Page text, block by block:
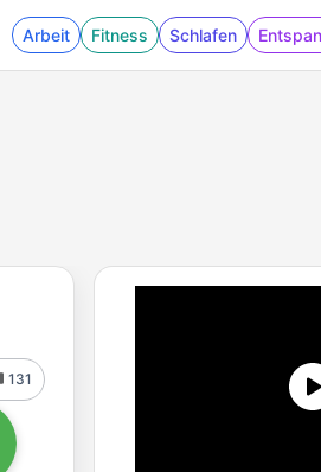
Arbeit Fitness Schlafen
131